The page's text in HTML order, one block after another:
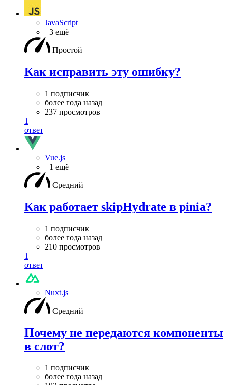
JavaScript
+3 ещё
Простой
Как исправить эту ошибку?
1 подписчик
более года назад
237 просмотров
1
ответ
Vue.js
+1 ещё
Средний
Как работает skipHydrate в pinia?
1 подписчик
более года назад
210 просмотров
1
ответ
Nuxt.js
Средний
Почему не передаются компоненты
в слот?
1 подписчик
более года назад